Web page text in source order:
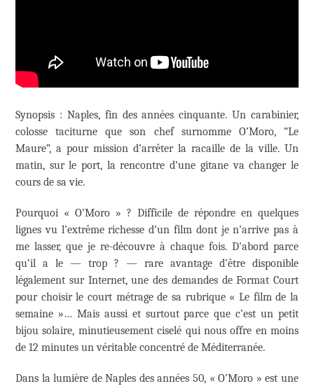
Synopsis : Naples, fin des années cinquante. Un carabinier,
colosse taciturne que son chef surnomme O’Moro, “Le
Maure”, a pour mission d’arrêter la racaille de la ville. Un
matin, sur le port, la rencontre d’une gitane va changer le
cours de sa vie.
Pourquoi « O’Moro » ? Difficile de répondre en quelques
lignes vu l’extrême richesse d’un film dont je n’arrive pas à
me lasser, que je re-découvre à chaque fois. D’abord parce
qu’il a le — trop ? — rare avantage d’être disponible
légalement sur Internet, une des demandes de Format Court
pour choisir le court métrage de sa rubrique « Le film de la
semaine »… Mais aussi et surtout parce que c’est un petit
bijou solaire, minutieusement ciselé qui nous offre en moins
de 12 minutes un véritable concentré de Méditerranée.
Dans la lumière de Naples des années 50, « O’Moro » est une